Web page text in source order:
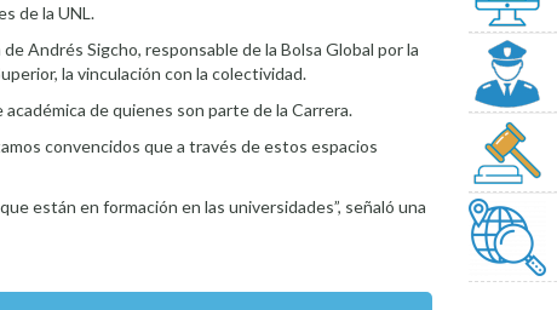
de la UNL.
Andrés Sigcho, responsable de la Bolsa Global por la
la vinculación con la colectividad.
de quienes son parte de la Carrera.
convencidos que a través de estos espacios
están en formación en las universidades”, señaló una